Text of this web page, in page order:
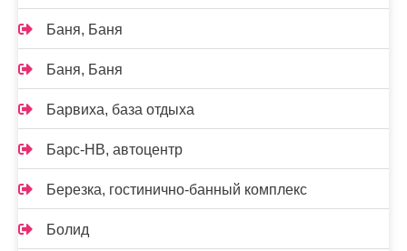
Баня, Баня
Баня, Баня
Барвиха, база отдыха
Барс-НВ, автоцентр
Березка, гостинично-банный комплекс
Болид